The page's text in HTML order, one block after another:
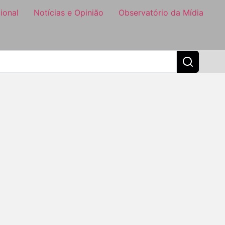
Notícias e Opinião Observatório da Mídia